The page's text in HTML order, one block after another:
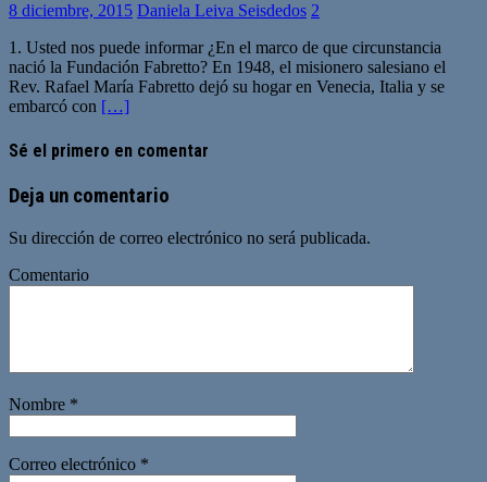
8 diciembre, 2015 Daniela Leiva Seisdedos 2
1. Usted nos puede informar ¿En el marco de que circunstancia
nació la Fundación Fabretto? En 1948, el misionero salesiano el
Rev. Rafael María Fabretto dejó su hogar en Venecia, Italia y se
embarcó con […]
Sé el primero en comentar
Deja un comentario
Su dirección de correo electrónico no será publicada.
Comentario
Nombre *
Correo electrónico *